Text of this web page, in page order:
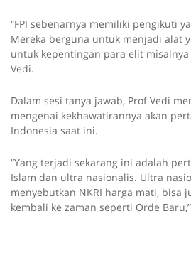
“FPI sebenarnya memiliki pengikuti
Mereka berguna untuk menjadi alat
untuk kepentingan para elit
Vedi.
Dalam sesi tanya jawab, Prof Vedi
mengenai kekhawatirannya akan
Indonesia saat ini.
“Yang terjadi sekarang ini adalah
Islam dan ultra nasionalis. Ultra
menyebutkan NKRI harga mati, bisa
kembali ke zaman seperti Orde